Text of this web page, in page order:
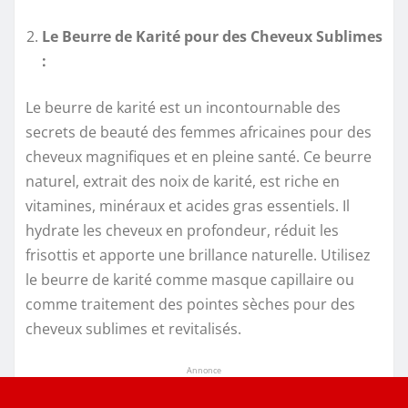
Le Beurre de Karité pour des Cheveux Sublimes
:
Le beurre de karité est un incontournable des
secrets de beauté des femmes africaines pour des
cheveux magnifiques et en pleine santé. Ce beurre
naturel, extrait des noix de karité, est riche en
vitamines, minéraux et acides gras essentiels. Il
hydrate les cheveux en profondeur, réduit les
frisottis et apporte une brillance naturelle. Utilisez
le beurre de karité comme masque capillaire ou
comme traitement des pointes sèches pour des
cheveux sublimes et revitalisés.
Annonce